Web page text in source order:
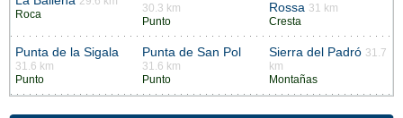
Roca
30.3 km
Punto
Rossa 31 km
Cresta
Punta de la Sigala
31.6 km
Punto
Punta de San Pol
31.6 km
Punto
Sierra del Padró 31.7
km
Montañas